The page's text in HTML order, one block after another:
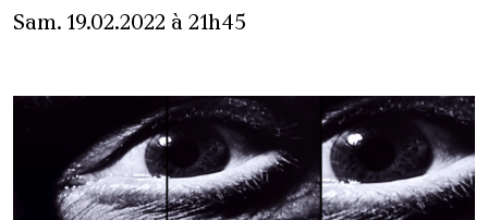
Sam. 19.02.2022 à 21h45